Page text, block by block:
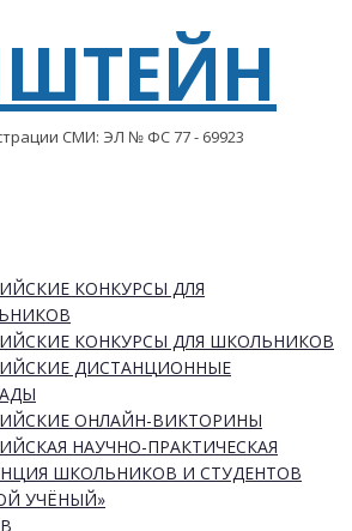
СМИ: ЭЛ № ФС 77 - 69923
КОНКУРСЫ ДЛЯ
КОНКУРСЫ ДЛЯ ШКОЛЬНИКОВ
ДИСТАНЦИОННЫЕ
ОНЛАЙН-ВИКТОРИНЫ
НАУЧНО-ПРАКТИЧЕСКАЯ
ШКОЛЬНИКОВ И СТУДЕНТОВ
УЧЁНЫЙ»